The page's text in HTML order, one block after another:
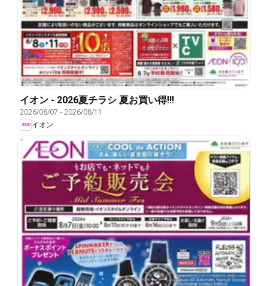
イオン - 2026夏チラシ 夏お買い得!!!
2026/08/07 -2026/08/11
イオン